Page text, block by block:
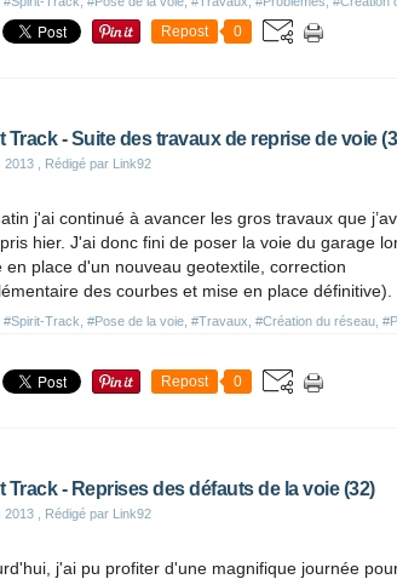
Repost 0
Track - Suite des travaux de reprise de voie
2013 , Rédigé par Link92
#Spirit-Track #Pose de la voie #Travaux #Création du réseau
j'ai continué à avancer les gros travaux que
hier. J'ai donc fini de poser la voie du garage
en place d'un nouveau geotextile, correction
des courbes et mise en place définitive).
Repost 0
Track - Reprises des défauts de la voie (32)
2013 , Rédigé par Link92
j'ai pu profiter d'une magnifique journée